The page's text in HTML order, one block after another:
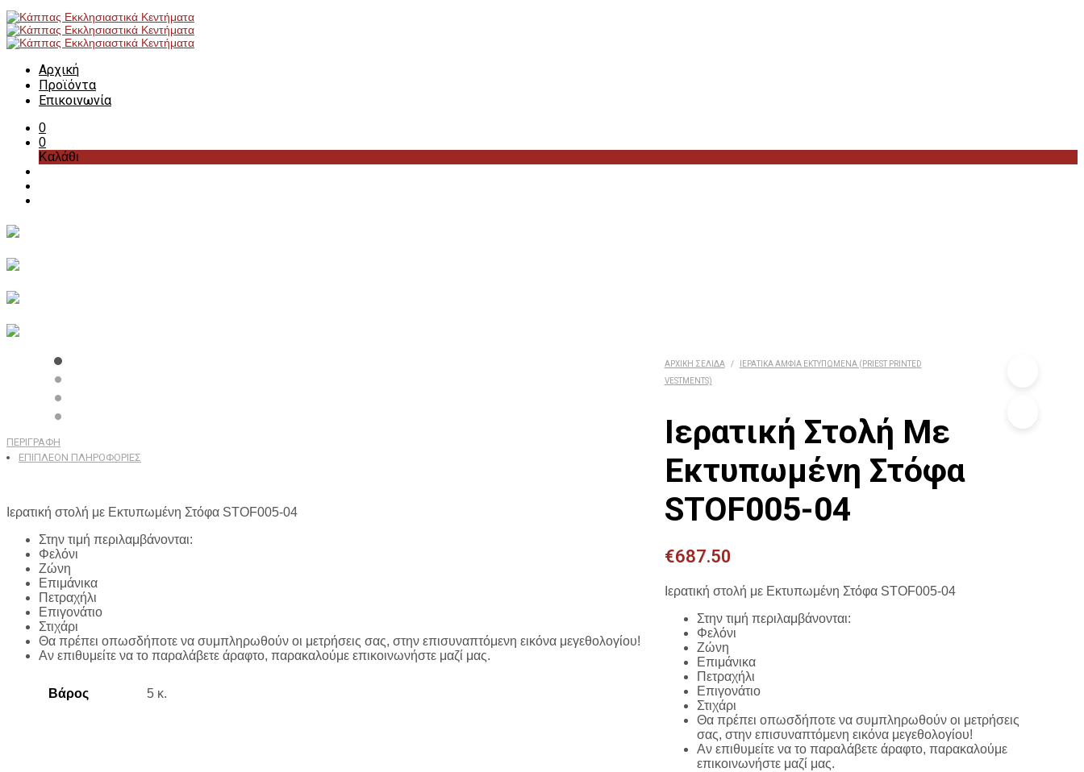
Αρχική
Προϊόντα
Επικοινωνία
0
0
Καλάθι
ΑΡΧΙΚΉ ΣΕΛΊΔΑ /
ΙΕΡΑΤΙΚΆ ΆΜΦΙΑ ΕΚΤΥΠΩΜΈΝΑ (PRIEST PRINTED
VESTMENTS)
Ιερατική Στολή Με
Εκτυπωμένη Στόφα
STOF005-04
€687.50
Ιερατική στολή με Εκτυπωμένη Στόφα STOF005-04
Στην τιμή περιλαμβάνονται:
Φελόνι
Ζώνη
Επιμάνικα
Πετραχήλι
Επιγονάτιο
Στιχάρι
Θα πρέπει οπωσδήποτε να συμπληρωθούν οι μετρήσεις
σας, στην επισυναπτόμενη εικόνα μεγεθολογίου!
Αν επιθυμείτε να το παραλάβετε άραφτο, παρακαλούμε
επικοινωνήστε μαζί μας.
ΠΕΡΙΓΡΑΦΉ
ΕΠΙΠΛΈΟΝ ΠΛΗΡΟΦΟΡΊΕΣ
Ιερατική στολή με Εκτυπωμένη Στόφα STOF005-04
Στην τιμή περιλαμβάνονται:
Φελόνι
Ζώνη
Επιμάνικα
Πετραχήλι
Επιγονάτιο
Στιχάρι
Θα πρέπει οπωσδήποτε να συμπληρωθούν οι μετρήσεις σας, στην επισυναπτόμενη εικόνα μεγεθολογίου!
Αν επιθυμείτε να το παραλάβετε άραφτο, παρακαλούμε επικοινωνήστε μαζί μας.
Βάρος 5 κ.